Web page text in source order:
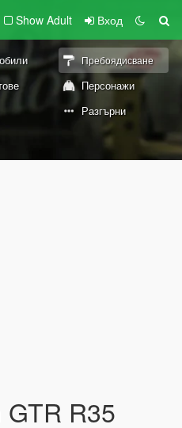
Show Adult Вход
Пребоядисване
Персонажи
Разгърни
R35